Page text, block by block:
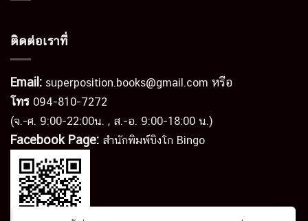
ติดต่อเราที่
Email: superposition.books@gmail.com หรือ
โทร 094-810-7272
(จ.-ศ. 9:00-22:00น. , ส.-อ. 9:00-18:00 น.)
Facebook Page: สำนักพิมพ์บิงโก Bingo